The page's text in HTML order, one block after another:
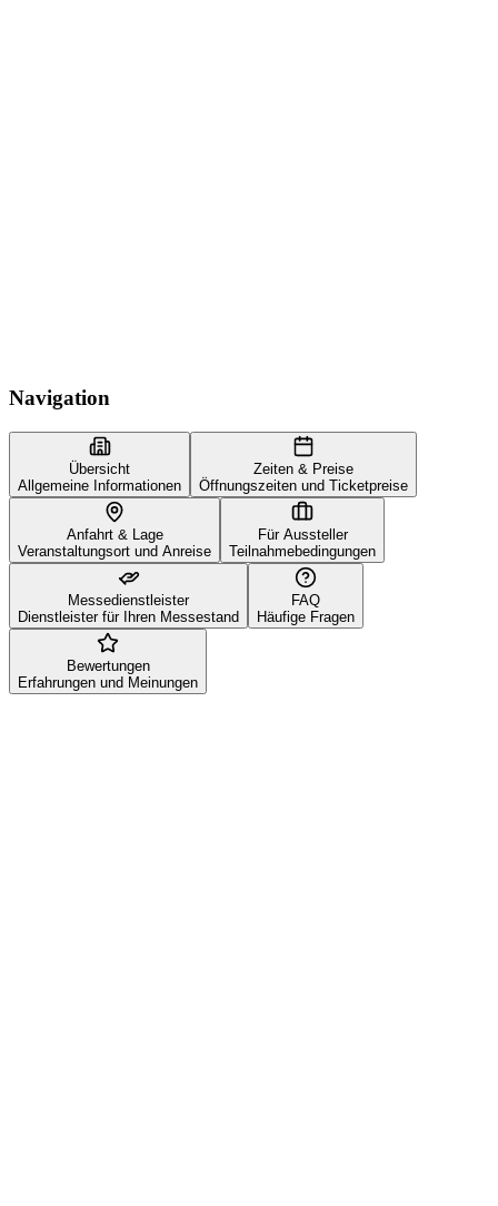
Navigation
Übersicht
Allgemeine Informationen
Zeiten & Preise
Öffnungszeiten und Ticketpreise
Anfahrt & Lage
Veranstaltungsort und Anreise
Für Aussteller
Teilnahmebedingungen
Messedienstleister
Dienstleister für Ihren Messestand
FAQ
Häufige Fragen
Bewertungen
Erfahrungen und Meinungen